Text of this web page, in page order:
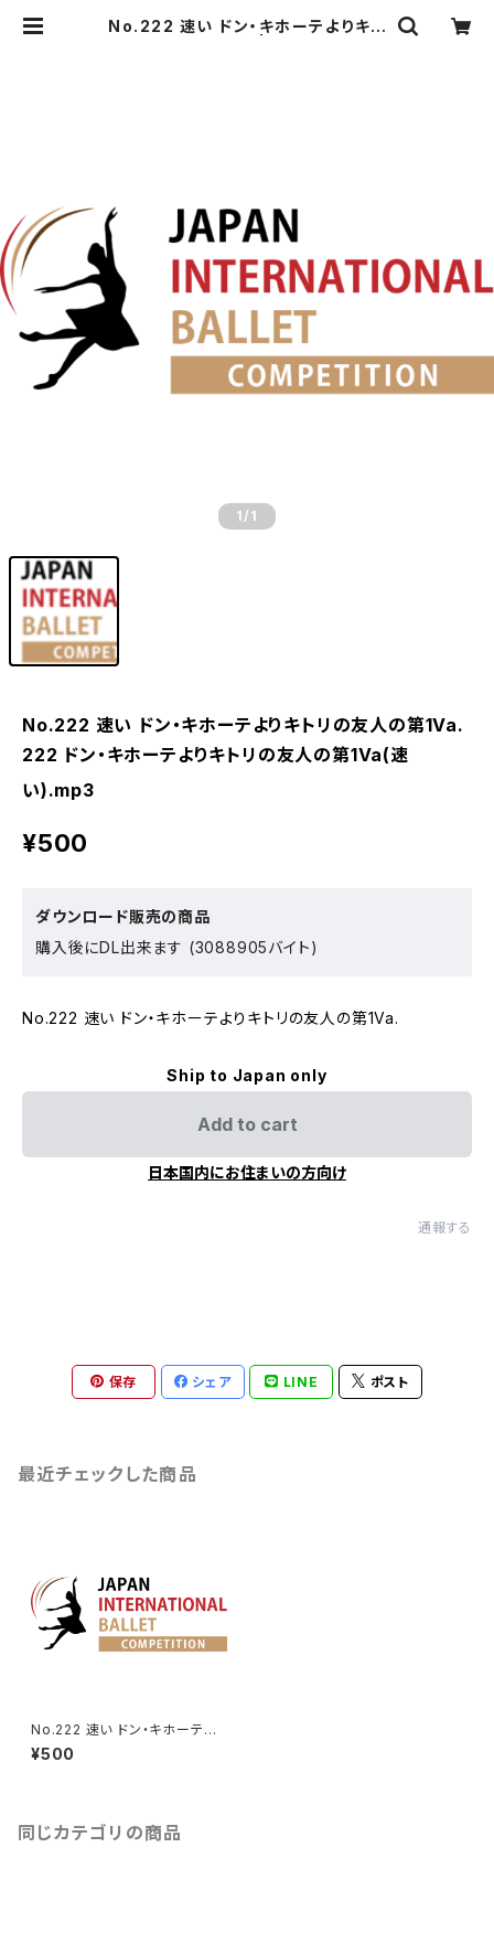
No.222 速い ドン・キホーテよりキト
1 /1
No.222 速い ドン・キホーテよりキトリの友人の第1Va.
222 ドン・キホーテよりキトリの友人の第1Va(速
い).mp3
¥500
ダウンロード販売の商品
購入後にDL出来ます (3088905バイト)
No.222 速い ドン・キホーテよりキトリの友人の第1Va.
Ship to Japan only
Add to cart
日本国内にお住まいの方向け
通報する
保存 シェア LINE ポスト
最近チェックした商品
No.222 速い ドン・キホーテよ
りキトリの友人の第1Va.
¥500
同じカテゴリの商品